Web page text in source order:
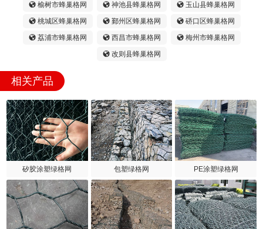
榆树市蜂巢格网
神池县蜂巢格网
玉山县蜂巢格网
桃城区蜂巢格网
鄞州区蜂巢格网
硚口区蜂巢格网
荔浦市蜂巢格网
西昌市蜂巢格网
梅州市蜂巢格网
改则县蜂巢格网
相关产品
矽胶涂塑绿格网 包塑绿格网 PE涂塑绿格网